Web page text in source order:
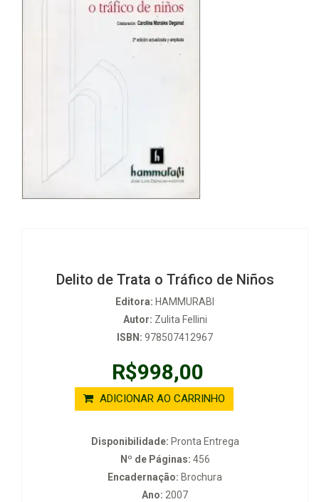
Delito de Trata o Tráfico de Niños
Editora: HAMMURABI
Autor: Zulita Fellini
ISBN: 978507412967
R$998,00
ADICIONAR AO CARRINHO
Disponibilidade: Pronta Entrega
Nº de Páginas: 456
Encadernação: Brochura
Ano: 2007